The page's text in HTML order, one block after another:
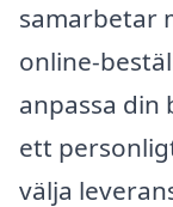
samarbetar
online-
anpassa
ett
välja